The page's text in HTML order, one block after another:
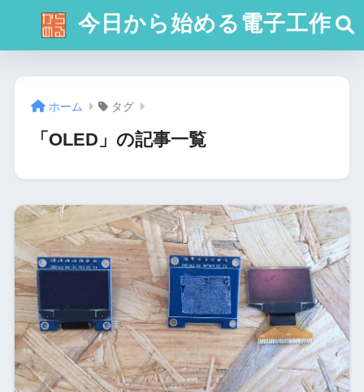
今日から始める電子工作
ホーム タグ
「OLED」の記事一覧